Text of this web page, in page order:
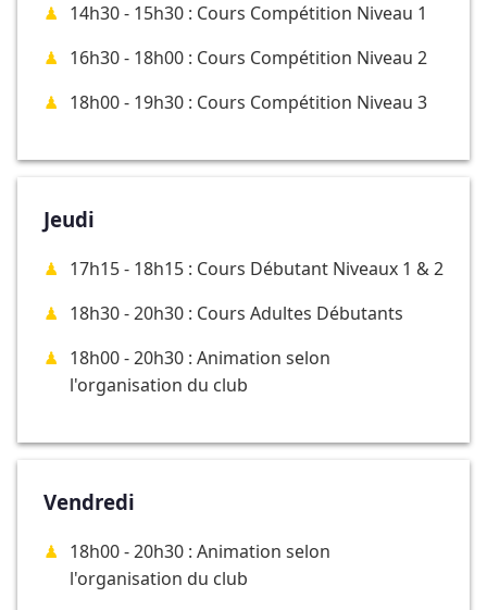
14h30 - 15h30 : Cours Compétition Niveau 1
16h30 - 18h00 : Cours Compétition Niveau 2
18h00 - 19h30 : Cours Compétition Niveau 3
Jeudi
17h15 - 18h15 : Cours Débutant Niveaux 1 & 2
18h30 - 20h30 : Cours Adultes Débutants
18h00 - 20h30 : Animation selon
l'organisation du club
Vendredi
18h00 - 20h30 : Animation selon
l'organisation du club